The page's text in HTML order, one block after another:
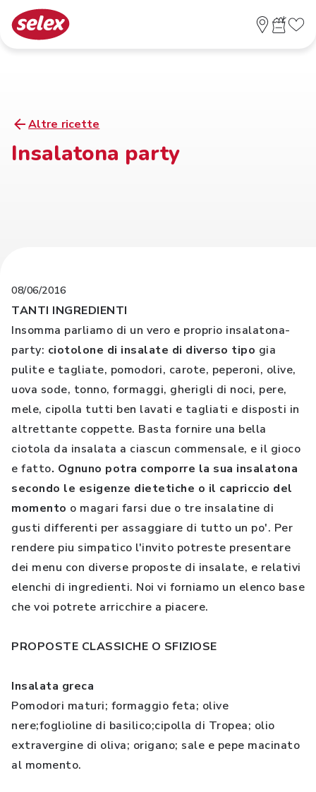
Altre ricette
Insalatona party
08/06/2016
TANTI INGREDIENTI
Insomma parliamo di un vero e proprio insalatona-
party: ciotolone di insalate di diverso tipo gia
pulite e tagliate, pomodori, carote, peperoni, olive,
uova sode, tonno, formaggi, gherigli di noci, pere,
mele, cipolla tutti ben lavati e tagliati e disposti in
altrettante coppette. Basta fornire una bella
ciotola da insalata a ciascun commensale, e il gioco
e fatto. Ognuno potra comporre la sua insalatona
secondo le esigenze dietetiche o il capriccio del
momento o magari farsi due o tre insalatine di
gusti differenti per assaggiare di tutto un po'. Per
rendere piu simpatico l'invito potreste presentare
dei menu con diverse proposte di insalate, e relativi
elenchi di ingredienti. Noi vi forniamo un elenco base
che voi potrete arricchire a piacere.
PROPOSTE CLASSICHE O SFIZIOSE
Insalata greca
Pomodori maturi; formaggio feta; olive
nere;foglioline di basilico;cipolla di Tropea; olio
extravergine di oliva; origano; sale e pepe macinato
al momento.